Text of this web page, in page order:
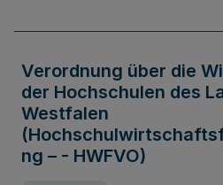
Verordnung über die
der Hochschulen des
Westfalen
ng – - HWFVO)